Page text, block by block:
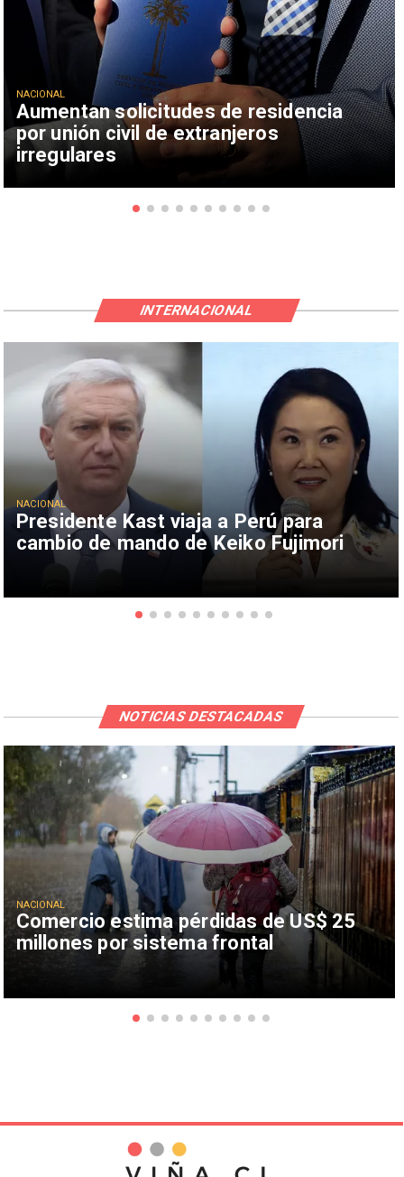
Aumentan solicitudes de residencia
por unión civil de extranjeros
irregulares
NACIONAL
Presidente Kast viaja a Perú para
cambio de mando de Keiko Fujimori
NACIONAL
INTERNACIONAL
Comercio estima pérdidas de US$ 25
millones por sistema frontal
NACIONAL
NOTICIAS DESTACADAS